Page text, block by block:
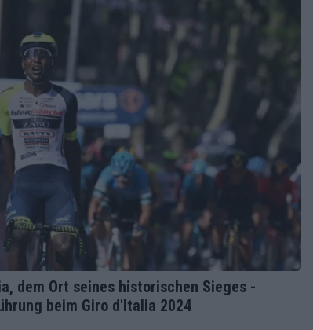
dem Ort seines historischen Sieges -
beim Giro d'Italia 2024